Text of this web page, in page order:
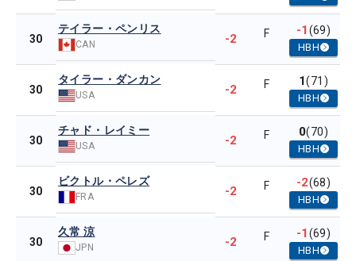
30
テイラー・ペンリス
CAN -2 F -1(69)
HBH
30
タイラー・ダンカン
USA -2 F 1(71)
HBH
30
チャド・レイミー
USA -2 F 0(70)
HBH
30
ビクトル・ペレズ
FRA -2 F -2(68)
HBH
30
久常 涼
JPN -2 F -1(69)
HBH